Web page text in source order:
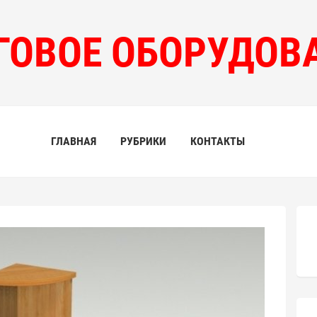
ГЛАВНАЯ РУБРИКИ КОНТАКТЫ